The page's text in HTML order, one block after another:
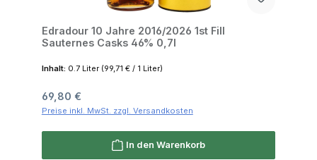
Edradour 10 Jahre 2016/2026 1st Fill
Sauternes Casks 46% 0,7l
Inhalt: 0.7 Liter (99,71 € / 1 Liter)
Regulärer Preis:
69,80 €
Preise inkl. MwSt. zzgl. Versandkosten
In den Warenkorb